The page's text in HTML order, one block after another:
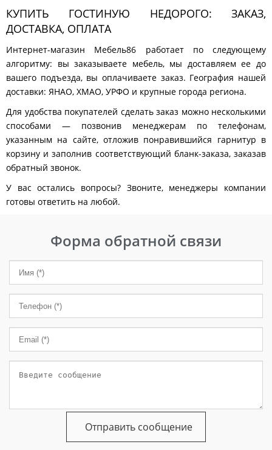
КУПИТЬ ГОСТИНУЮ НЕДОРОГО: ЗАКАЗ,
ДОСТАВКА, ОПЛАТА
Интернет-магазин Мебель86 работает по следующему
алгоритму: вы заказываете мебель, мы доставляем ее до
вашего подъезда, вы оплачиваете заказ. География нашей
доставки: ЯНАО, ХМАО, УРФО и крупные города региона.
Для удобства покупателей сделать заказ можно несколькими
способами — позвонив менеджерам по телефонам,
указанным на сайте, отложив понравившийся гарнитур в
корзину и заполнив соответствующий бланк-заказа, заказав
обратный звонок.
У вас остались вопросы? Звоните, менеджеры компании
готовы ответить на любой.
Форма обратной связи